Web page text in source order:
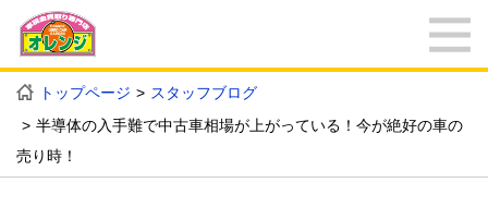
トップページ
スタッフブログ
半導体の入手難で中古車相場が上がっている！今が絶好の車の
売り時！